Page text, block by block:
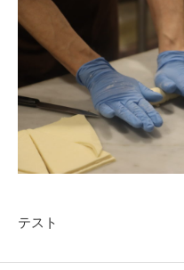
テスト